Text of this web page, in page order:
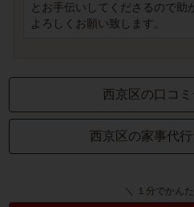
とお手伝いしてくださるので助
よろしくお願い致します。
西京区の口コ
西京区の家事代
＼ １分でかん